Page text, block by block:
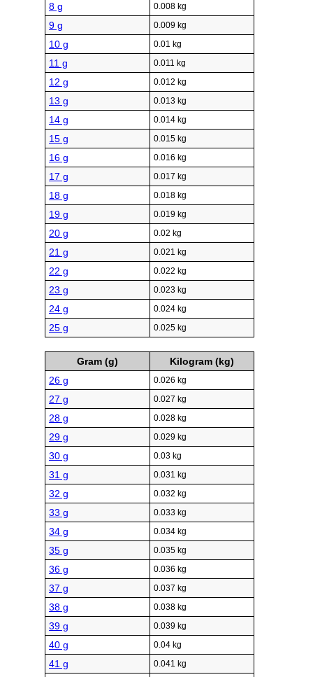
8 g 0.008 kg
9 g 0.009 kg
10 g 0.01 kg
11 g 0.011 kg
12 g 0.012 kg
13 g 0.013 kg
14 g 0.014 kg
15 g 0.015 kg
16 g 0.016 kg
17 g 0.017 kg
18 g 0.018 kg
19 g 0.019 kg
20 g 0.02 kg
21 g 0.021 kg
22 g 0.022 kg
23 g 0.023 kg
24 g 0.024 kg
25 g 0.025 kg
Gram (g)
Kilogram (kg)
26 g
0.026 kg
27 g 0.027 kg
28 g 0.028 kg
29 g 0.029 kg
30 g 0.03 kg
31 g 0.031 kg
32 g 0.032 kg
33 g 0.033 kg
34 g 0.034 kg
35 g 0.035 kg
36 g 0.036 kg
37 g 0.037 kg
38 g 0.038 kg
39 g 0.039 kg
40 g 0.04 kg
41 g 0.041 kg